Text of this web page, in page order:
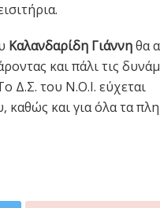
Καλανδαρίδη Γιάννηθα
και πάλι τις
Δ.Σ. του Ν.Ο.Ι. εύχεται
καθώς και για όλα τα